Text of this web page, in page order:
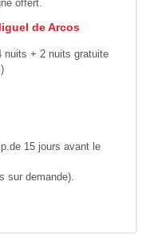
offert.
de Arcos
nuits + 2 nuits gratuite
15 jours avant le
sur demande).